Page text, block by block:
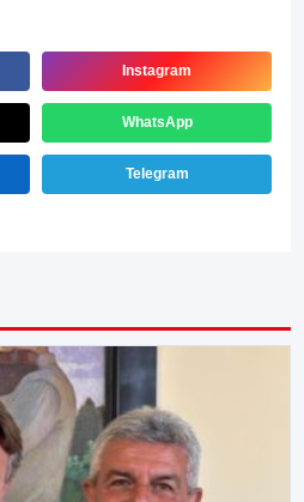
Instagram
WhatsApp
Telegram